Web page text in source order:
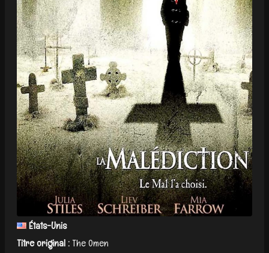
États-Unis
Titre original :The Omen